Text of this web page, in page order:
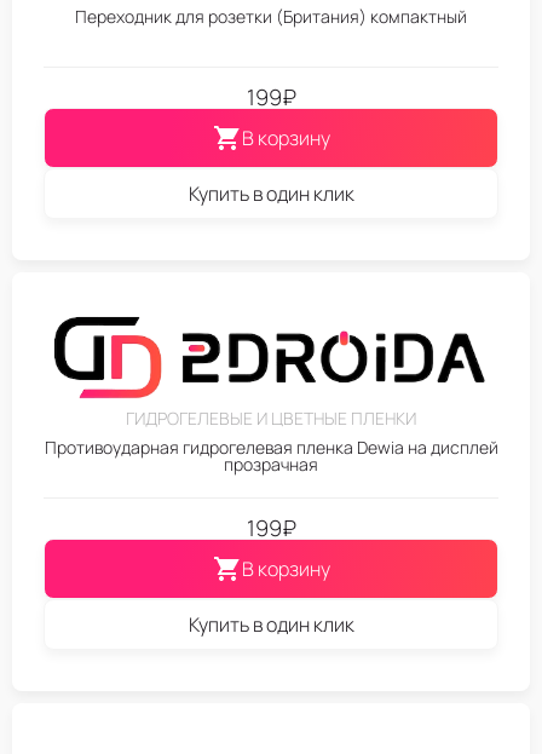
Переходник для розетки (Британия) компактный
199₽
В корзину
Купить в один клик
ГИДРОГЕЛЕВЫЕ И ЦВЕТНЫЕ ПЛЕНКИ
Противоударная гидрогелевая пленка Dewia на дисплей
прозрачная
199₽
В корзину
Купить в один клик